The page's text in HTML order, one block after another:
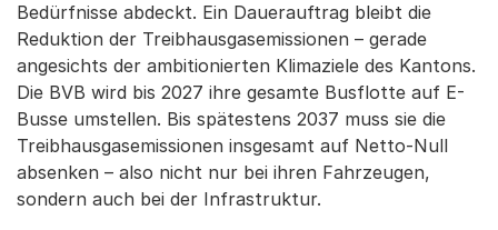
Bedürfnisse abdeckt. Ein Dauerauftrag bleibt die
Reduktion der Treibhausgasemissionen – gerade
angesichts der ambitionierten Klimaziele des Kantons.
Die BVB wird bis 2027 ihre gesamte Busflotte auf E-
Busse umstellen. Bis spätestens 2037 muss sie die
Treibhausgasemissionen insgesamt auf Netto-Null
absenken – also nicht nur bei ihren Fahrzeugen,
sondern auch bei der Infrastruktur.